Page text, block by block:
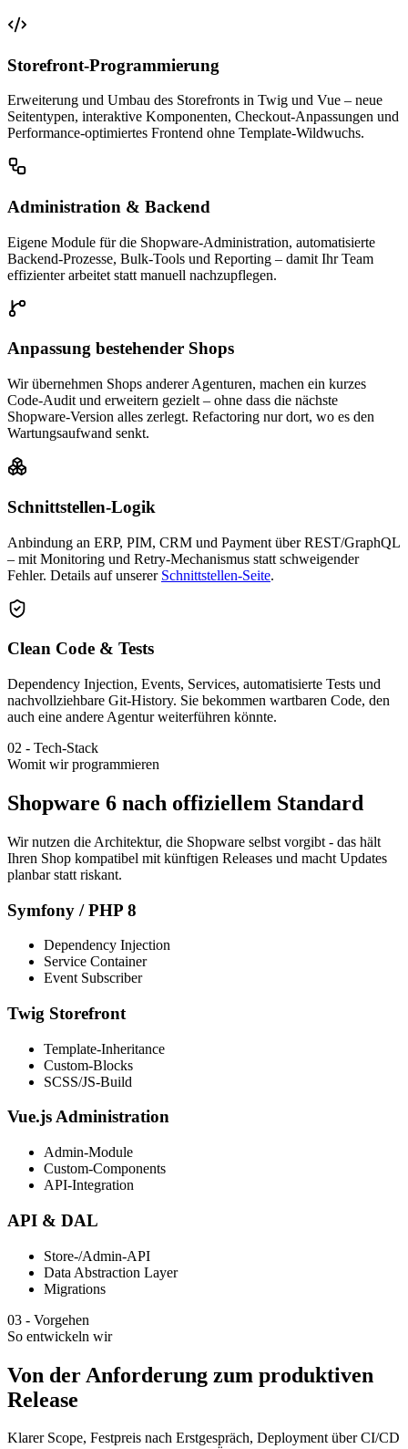
Storefront-Programmierung
Erweiterung und Umbau des Storefronts in Twig und Vue – neue
Seitentypen, interaktive Komponenten, Checkout-Anpassungen und
Performance-optimiertes Frontend ohne Template-Wildwuchs.
Administration & Backend
Eigene Module für die Shopware-Administration, automatisierte
Backend-Prozesse, Bulk-Tools und Reporting – damit Ihr Team
effizienter arbeitet statt manuell nachzupflegen.
Anpassung bestehender Shops
Wir übernehmen Shops anderer Agenturen, machen ein kurzes
Code-Audit und erweitern gezielt – ohne dass die nächste
Shopware-Version alles zerlegt. Refactoring nur dort, wo es den
Wartungsaufwand senkt.
Schnittstellen-Logik
Anbindung an ERP, PIM, CRM und Payment über REST/GraphQL
– mit Monitoring und Retry-Mechanismus statt schweigender
Fehler. Details auf unserer Schnittstellen-Seite.
Clean Code & Tests
Dependency Injection, Events, Services, automatisierte Tests und
nachvollziehbare Git-History. Sie bekommen wartbaren Code, den
auch eine andere Agentur weiterführen könnte.
02 - Tech-Stack
Womit wir programmieren
Shopware 6 nach offiziellem Standard
Wir nutzen die Architektur, die Shopware selbst vorgibt - das hält
Ihren Shop kompatibel mit künftigen Releases und macht Updates
planbar statt riskant.
Symfony / PHP 8
Dependency Injection
Service Container
Event Subscriber
Twig Storefront
Template-Inheritance
Custom-Blocks
SCSS/JS-Build
Vue.js Administration
Admin-Module
Custom-Components
API-Integration
API & DAL
Store-/Admin-API
Data Abstraction Layer
Migrations
03 - Vorgehen
So entwickeln wir
Von der Anforderung zum produktiven
Release
Klarer Scope, Festpreis nach Erstgespräch, Deployment über CI/CD